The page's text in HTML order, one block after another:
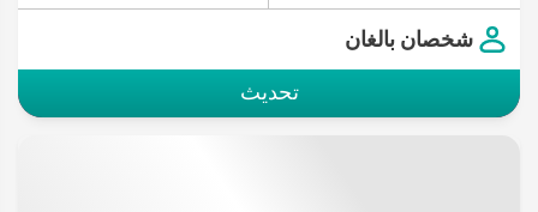
شخصان بالغان
تحديث